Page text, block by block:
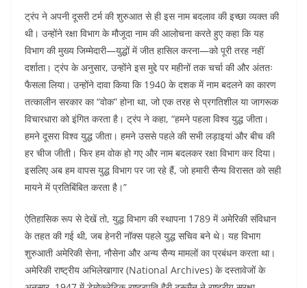
ट्रंप ने अपनी दूसरी टर्म की शुरुआत से ही इस नाम बदलाव की इच्छा व्यक्त की
थी। उन्होंने रक्षा विभाग के मौजूदा नाम की आलोचना करते हुए कहा कि यह
विभाग की मुख्य जिम्मेदारी—युद्धों में जीत हासिल करना—को पूरी तरह नहीं
दर्शाता। ट्रंप के अनुसार, उन्होंने इस मुद्दे पर महीनों तक चर्चा की और अंततः
फैसला लिया। उन्होंने दावा किया कि 1940 के दशक में नाम बदलने का कारण
तत्कालीन सरकार का “वोक” होना था, जो एक तरह से प्रगतिशील या जागरूक
विचारधारा को इंगित करता है। ट्रंप ने कहा, “हमने पहला विश्व युद्ध जीता।
हमने दूसरा विश्व युद्ध जीता। हमने उससे पहले की सभी लड़ाइयां और बीच की
हर चीज जीती। फिर हम वोक हो गए और नाम बदलकर रक्षा विभाग कर दिया।
इसलिए अब हम वापस युद्ध विभाग पर जा रहे हैं, जो हमारी सैन्य विरासत को सही
मायने में प्रतिबिंबित करता है।”
ऐतिहासिक रूप से देखें तो, युद्ध विभाग की स्थापना 1789 में अमेरिकी संविधान
के तहत की गई थी, जब हेनरी नॉक्स पहले युद्ध सचिव बने थे। यह विभाग
शुरुआती अमेरिकी सेना, नौसेना और अन्य सैन्य मामलों का प्रबंधन करता था।
अमेरिकी राष्ट्रीय अभिलेखागार (National Archives) के दस्तावेजों के